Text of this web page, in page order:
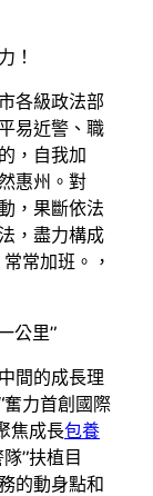
！
各級政法部
易近警、職
，自我加
惠州。對
，果斷依法
，盡力構成
常加班。，
公里”
間的成長理
奮力首創國際
焦成長包養
”扶植目
的動身點和